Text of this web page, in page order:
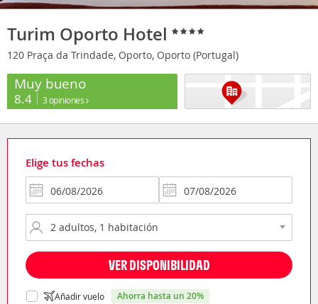
Turim Oporto Hotel
120 Praça da Trindade, Oporto, Oporto (Portugal)
Muy bueno
8.4 3 opiniones
Elige tus fechas
VER DISPONIBILIDAD
Añadir vuelo ahorra hasta un 20%